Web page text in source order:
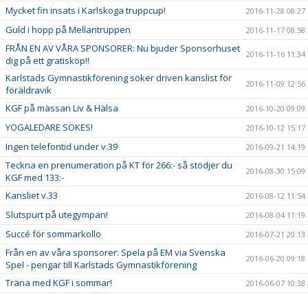
Mycket fin insats i Karlskoga truppcup! 2016-11-28 08:27
Guld i hopp på Mellantruppen 2016-11-17 08:58
FRÅN EN AV VÅRA SPONSORER: Nu bjuder Sponsorhuset
dig på ett gratisköp!!
2016-11-16 11:34
Karlstads Gymnastikförening söker driven kanslist för
föräldravik
2016-11-09 12:56
KGF på mässan Liv & Hälsa 2016-10-20 09:09
YOGALEDARE SÖKES! 2016-10-12 15:17
Ingen telefontid under v.39 2016-09-21 14:19
Teckna en prenumeration på KT för 266:- så stödjer du
KGF med 133:-
2016-08-30 15:09
Kansliet v.33 2016-08-12 11:54
Slutspurt på utegympan! 2016-08-04 11:19
Succé för sommarkollo 2016-07-21 20:13
Från en av våra sponsorer: Spela på EM via Svenska
Spel - pengar till Karlstads Gymnastikförening
2016-06-20 09:18
Träna med KGF i sommar! 2016-06-07 10:38